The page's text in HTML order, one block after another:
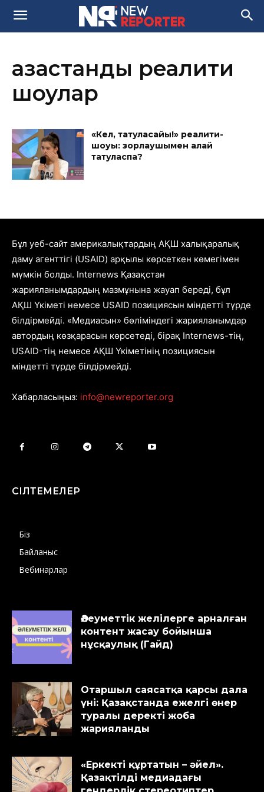
қазақстандық реалити
шоулар
«Кел, татуласайық!» реалити-
шоуы: зорлаушымен қалай
татуласпақ?
Бұл уеб-сайт америкалықтардың АҚШ халықаралық
даму агенттігі (USAID) арқылы көрсеткен көмегімен
мүмкін болды. Internews Қазақстан
жарияланымдардың мазмұнына жауап береді, бұл
АҚШ Үкіметі немесе USAID позициясын міндетті түрде
білдірмейді. «Медиасын» бөліміндегі жарияланымдар
автордың көзқарасын көрсетеді, бірақ Internews-тің,
USAID-тің немесе АҚШ Үкіметінің позициясын
міндетті түрде білдірмейді.
Хабарласыңыз: info@newreporter.org
СІЛТЕМЕЛЕР
Біз
Байланыс
Вебинарлар
Әлеуметтік желілерге арналған
контент жасау бойынша
нұсқаулық (Гайд)
Отаршыл саясатқа қарсы дала
үні: Қазақстанда ежелгі өнер
туралы деректі жоба
жарияланды
«Еркекті құртатын – әйел».
Қазақтілді медиадағы